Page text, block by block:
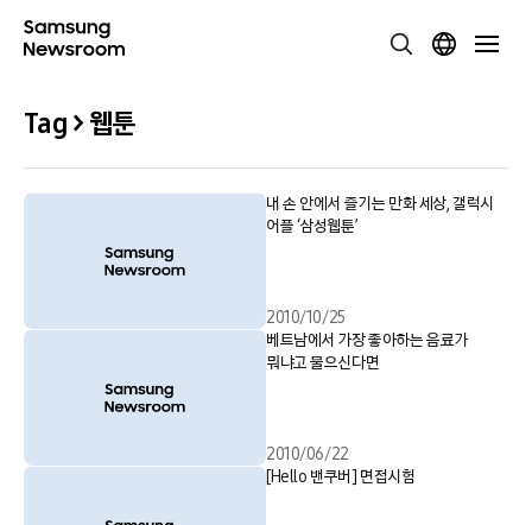
Tag > 웹툰
내 손 안에서 즐기는 만화 세상, 갤럭시
어플 ‘삼성웹툰’
2010/10/25
베트남에서 가장 좋아하는 음료가
뭐냐고 물으신다면
2010/06/22
[Hello 밴쿠버] 면접시험